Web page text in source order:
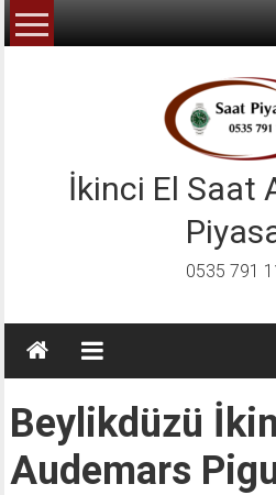
İçeriğe
geç
İkinci El Saat
0535 791
Beylikdüzü
Audemars